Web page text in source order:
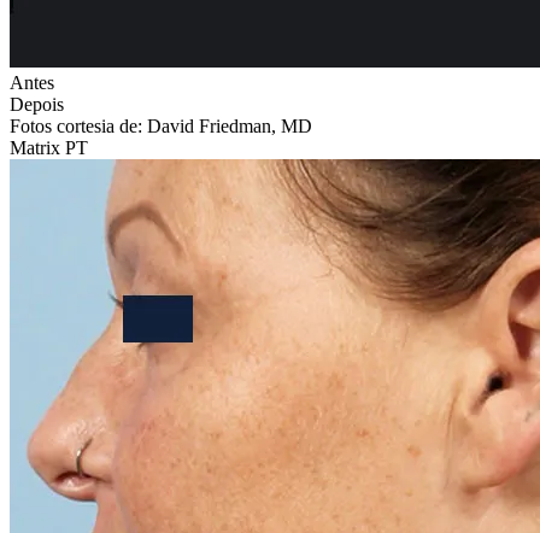
Antes
Depois
Fotos cortesia de: David Friedman, MD
Matrix PT